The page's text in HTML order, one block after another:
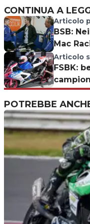
CONTINUA A
Articolo
BSB:
Mac
Articolo
FSBK:
POTREBBE